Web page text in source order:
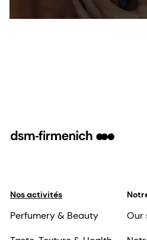
pigmentation, refines
Nos activités
Perfumery & Beauty
Our